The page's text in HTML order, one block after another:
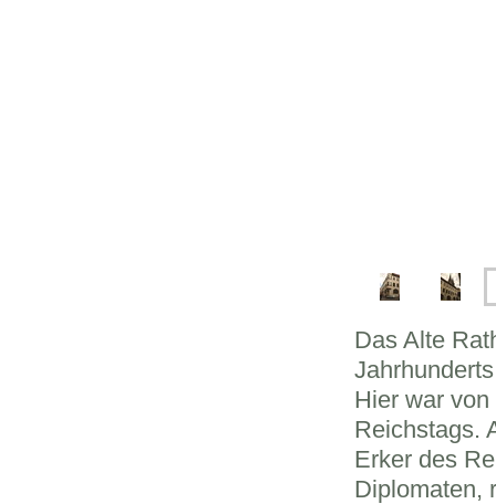
Das Alte
Hier war
Reichstags.
Erker des
Diplomaten,